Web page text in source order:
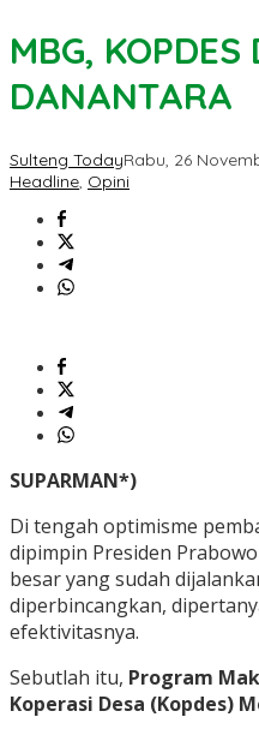
MBG, KOPDES
DANANTARA
Sulteng TodayRabu, 26
Headline, Opini
SUPARMAN*)
Di tengah optimisme
dipimpin Presiden
besar yang sudah
diperbincangkan,
efektivitasnya.
Sebutlah itu, Program
Koperasi Desa (Kopdes)